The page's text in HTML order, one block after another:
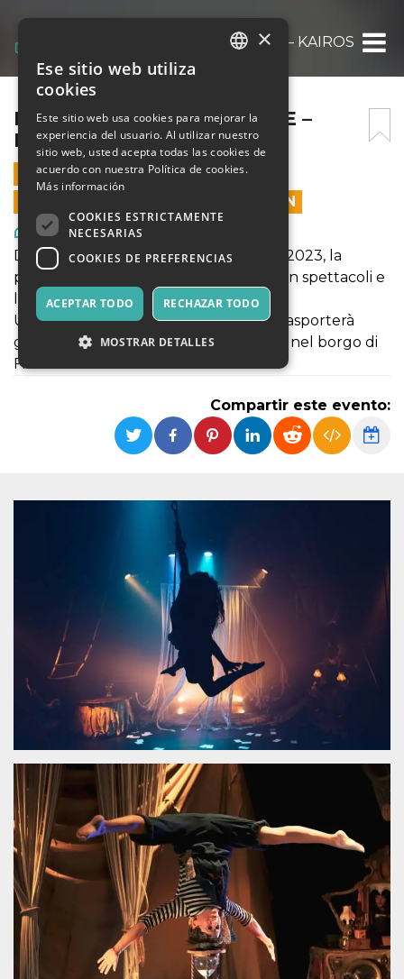
PRIMAVERA NELLE FOGLIE – KAIROS 28-4
PRIMAVERA NELLE FOGLIE –
KAIROS 28-4
28 ABRIL 2024 - 17:00
LAS VENTAS EN LÍNEA TERMINARON
Arte, Exposiciones, Museos
Dopo il grande successo dell'edizione 2023, la
primavera in Lunigiana si arricchisce con spettacoli e
laboratori a cura di Teatro nelle Foglie.
Un elegante chapiteau in stile retrò trasporterà
grandi e piccini in un viaggio incantato nel borgo di
Fivizzano
Compartir este evento:
SPANISH
×
Ese sitio web utiliza
cookies
Este sitio web usa cookies para mejorar la
experiencia del usuario. Al utilizar nuestro
sitio web, usted acepta todas las cookies de
acuerdo con nuestra Política de cookies.
Más información
COOKIES ESTRICTAMENTE
NECESARIAS
COOKIES DE PREFERENCIAS
ACEPTAR TODO RECHAZAR TODO
MOSTRAR DETALLES
Cookies estrictamente necesarias
Cookies de preferencias
cuentas. El sitio web no se puede utilizar
correctamente sin las cookies estrictamente
Proveedor /
Dominio
Vencimiento
Cloudflare,
.oooh.events
utilizada por el
CloudFlare para
identificar el
tráfico web de
confianza y
dirección IP del
funciones de
seguridad de un
proporcionar
protección
contra visitantes
maliciosos.
wordpress_test_cookie
Automattic
Inc.
.oooh.events
Se utiliza en
sitios creados
con Wordpress.
Comprueba si el
navegador tiene
habilitadas las
cookies